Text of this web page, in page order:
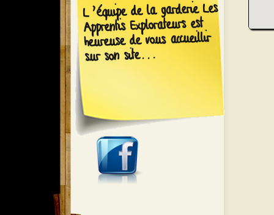
L’équipe de la garderie Les
Apprentis Explorateurs est
heureuse de vous accueillir
sur son site...